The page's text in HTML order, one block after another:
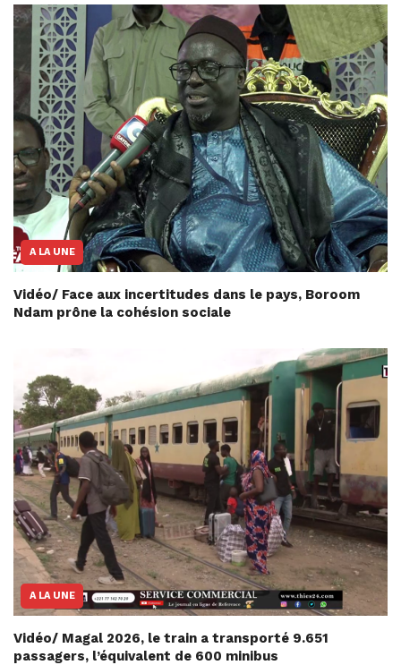
A LA UNE
Vidéo/ Face aux incertitudes dans le pays, Boroom
Ndam prône la cohésion sociale
A LA UNE
Vidéo/ Magal 2026, le train a transporté 9.651
passagers, l’équivalent de 600 minibus